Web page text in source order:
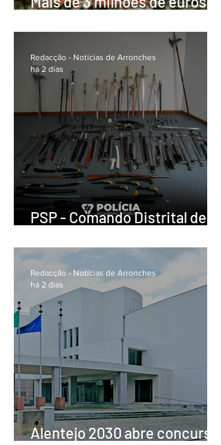
áreas protegidas em todo o
país
PSP - Comando Distrital de
arsenal de armas em Elvas
Redacção - Notícias de Arronches
há 2 dias
Alentejo 2030 abre concurso
Redacção - Notícias de Arronches
há 2 dias